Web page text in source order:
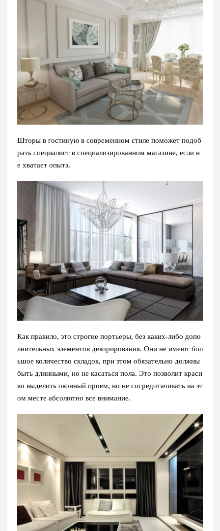
Шторы в гостиную в современном стиле поможет подоб
рать специалист в специализированном магазине, если н
е хватает опыта.
Как правило, это строгие портьеры, без каких-либо допо
лнительных элементов декорирования. Они не имеют бол
ьшое количество складок, при этом обязательно должны
быть длинными, но не касаться пола. Это позволит краси
во выделить оконный проем, но не сосредотачивать на эт
ом месте абсолютно все внимание.